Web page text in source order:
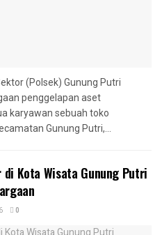
(Polsek) Gunung Putri
penggelapan aset
karyawan sebuah toko
Gunung Putri,...
Kota Wisata Gunung Putri
0